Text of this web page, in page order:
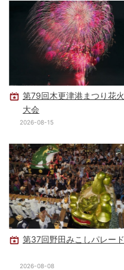
第79回木更津港まつり花火
大会
2026-08-15
第37回野田みこしパレード
2026-08-08